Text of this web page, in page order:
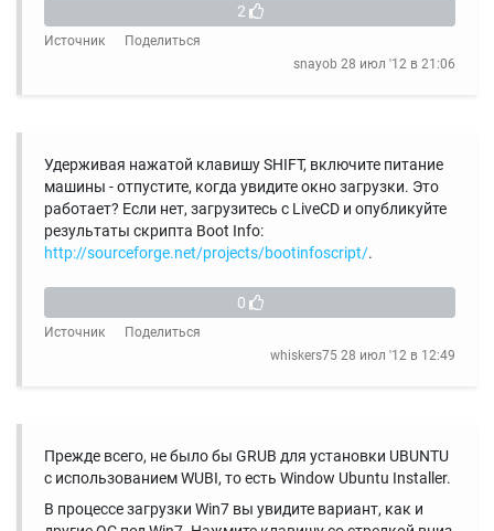
2
Источник
Поделиться
snayob 28 июл '12 в 21:06
Удерживая нажатой клавишу SHIFT, включите питание
машины - отпустите, когда увидите окно загрузки. Это
работает? Если нет, загрузитесь с LiveCD и опубликуйте
результаты скрипта Boot Info:
http://sourceforge.net/projects/bootinfoscript/.
0
Источник
Поделиться
whiskers75 28 июл '12 в 12:49
Прежде всего, не было бы GRUB для установки UBUNTU
с использованием WUBI, то есть Window Ubuntu Installer.
В процессе загрузки Win7 вы увидите вариант, как и